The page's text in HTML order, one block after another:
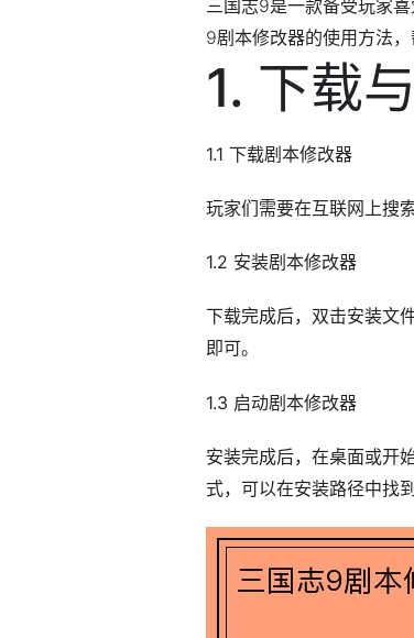
三国志9是一款备受玩家
9剧本修改器的使用方法
1. 下载
1.1 下载剧本修改器
玩家们需要在互联网上搜
1.2 安装剧本修改器
下载完成后，双击安装文
即可。
1.3 启动剧本修改器
安装完成后，在桌面或开
式，可以在安装路径中找